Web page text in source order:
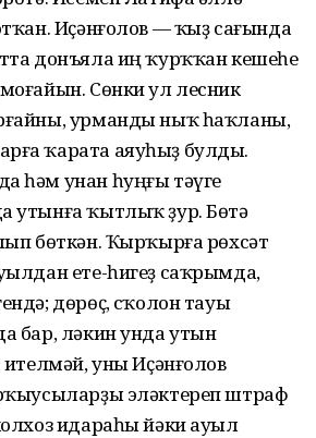
Иҫәнғолов — ҡыҙ сағында
донъяла иң ҡурҡҡан кешеһе
Сөнки ул лесник
урманды ныҡ һаҡланы,
ҡарата аяуһыҙ булды.
һәм унан һуңғы тәүге
утынға ҡытлыҡ ҙур. Бөтә
бөткән. Ҡырҡырға рөхсәт
ете-һигеҙ саҡрымда,
дөрөҫ, Өсҡолон тауы
бар, ләкин унда утын
ителмәй, уны Иҫәнғолов
эләктереп штраф
идараһы йәки ауыл